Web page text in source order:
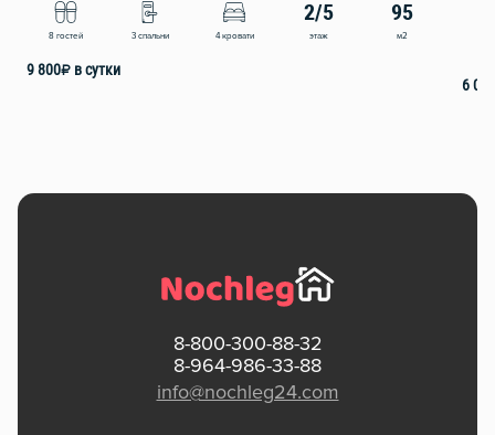
8 гостей 3 спальни 4 кровати
2/5
этаж
95
м2
9 800₽ в сутки
6 000
8-800-300-88-32
8-964-986-33-88
info@nochleg24.com